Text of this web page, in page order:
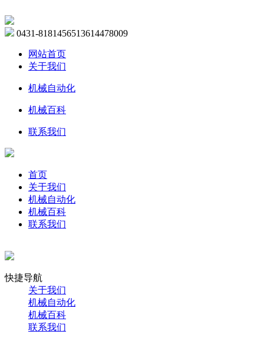
0431-8181456513614478009
网站首页
关于我们
机械自动化
机械百科
联系我们
首页
关于我们
机械自动化
机械百科
联系我们
快捷导航
关于我们
机械自动化
机械百科
联系我们